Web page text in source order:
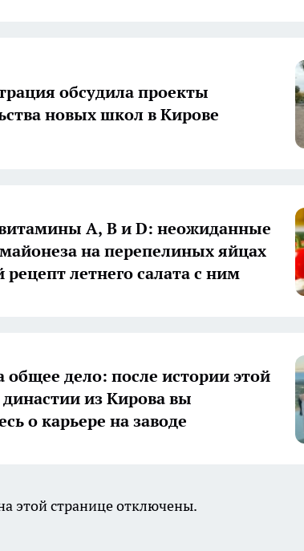
обсудила проекты
новых школ в Кирове
А, В и D: неожиданные
на перепелиных яйцах
рецепт летнего салата с ним
общее дело: после истории этой
из Кирова вы
о карьере на заводе
этой странице отключены.